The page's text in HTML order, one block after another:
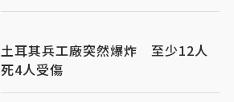
土耳其兵工廠突然爆炸 至少12人
死4人受傷